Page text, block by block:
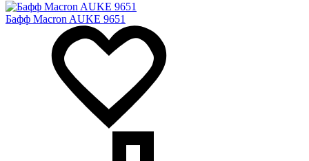
Бафф Macron AUKE 9651